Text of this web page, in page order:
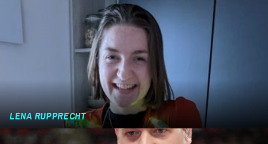
LENA RUPPRECHT